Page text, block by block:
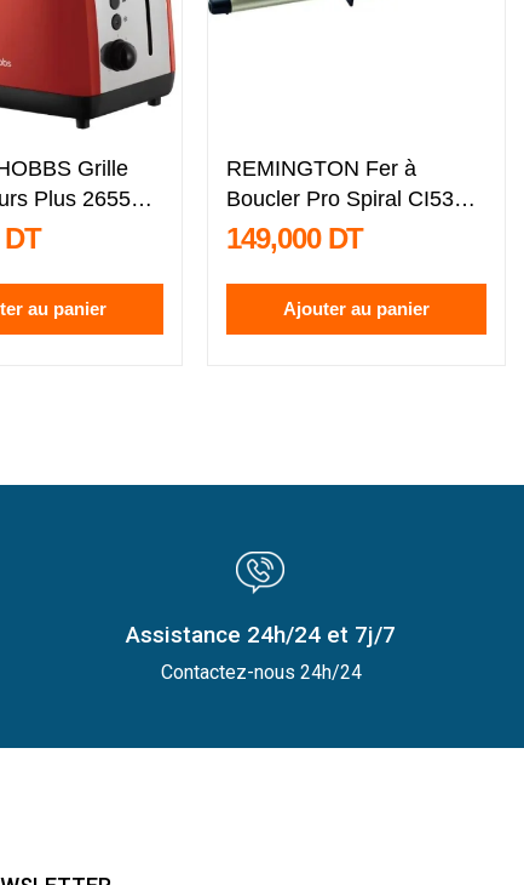
Grille
Plus 26554-
au panier
REMINGTON Fer à
Boucler Pro Spiral CI5319
- Noir
149,000 DT
Ajouter au panier
Assistance 24h/24 et 7j/7
Contactez-nous 24h/24